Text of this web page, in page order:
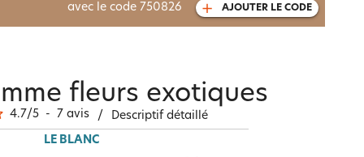
Carte cadeau
avec le code 750826 AJOUTER LE CODE
fleurs exotiques
4.7/5 - 7 avis / Descriptif détaillé
LE BLANC